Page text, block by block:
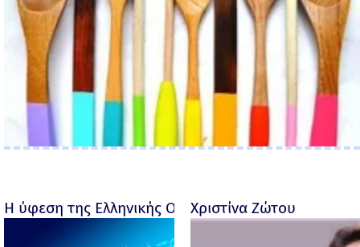
Η ύφεση της Ελληνικής Οικονομίας - Ροσέτος
Χριστίνα Ζώτου